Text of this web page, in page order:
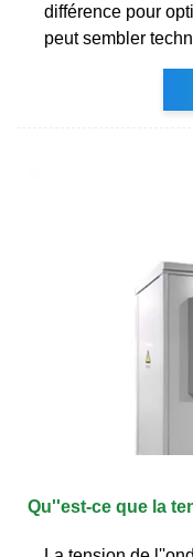
différence pour
peut sembler
Qu''est-ce que la